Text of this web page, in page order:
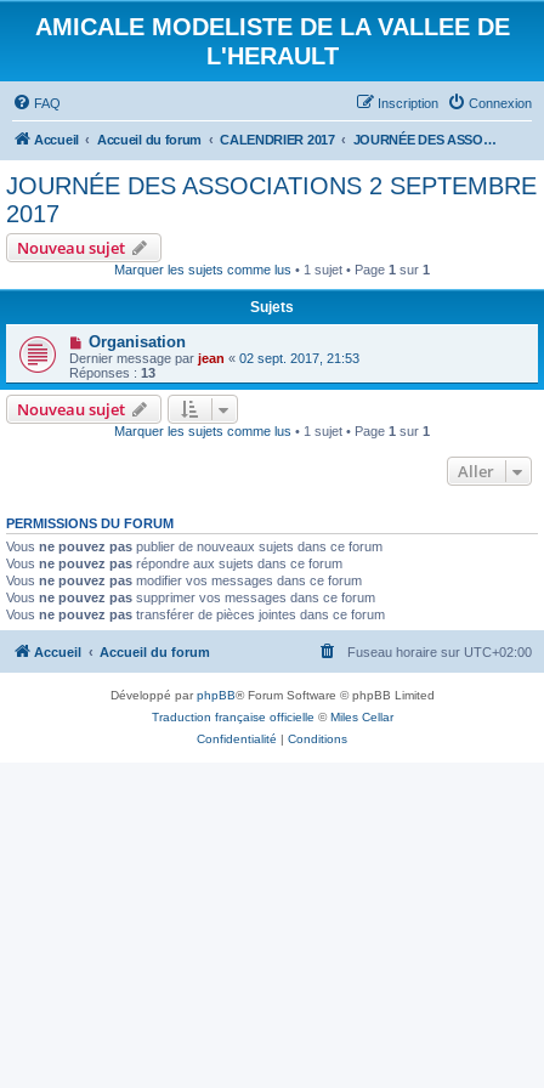
AMICALE MODELISTE DE LA VALLEE DE
L'HERAULT
FAQ Connexion
Inscription
Accueil Accueil du forum CALENDRIER 2017 JOURNÉE DES ASSOCIATIONS 2 SEPTEMBRE 2017
JOURNÉE DES ASSOCIATIONS 2 SEPTEMBRE
2017
Nouveau sujet
Marquer les sujets comme lus • 1 sujet • Page 1 sur 1
Sujets
Organisation
Dernier message par jean « 02 sept. 2017, 21:53
Réponses : 13
Nouveau sujet
Marquer les sujets comme lus • 1 sujet • Page 1 sur 1
Aller
PERMISSIONS DU FORUM
Vous ne pouvez pas publier de nouveaux sujets dans ce forum
Vous ne pouvez pas répondre aux sujets dans ce forum
Vous ne pouvez pas modifier vos messages dans ce forum
Vous ne pouvez pas supprimer vos messages dans ce forum
Vous ne pouvez pas transférer de pièces jointes dans ce forum
Accueil Accueil du forum Fuseau horaire sur UTC+02:00
Développé parphpBB® Forum Software © phpBB Limited
Traduction française officielle ©Miles Cellar
Confidentialité | Conditions